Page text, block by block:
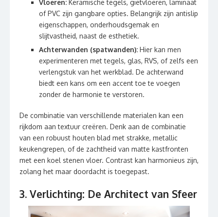
Vloeren: Keramische tegels, gietvloeren, laminaat
of PVC zijn gangbare opties. Belangrijk zijn antislip
eigenschappen, onderhoudsgemak en
slijtvastheid, naast de esthetiek.
Achterwanden (spatwanden): Hier kan men
experimenteren met tegels, glas, RVS, of zelfs een
verlengstuk van het werkblad. De achterwand
biedt een kans om een accent toe te voegen
zonder de harmonie te verstoren.
De combinatie van verschillende materialen kan een
rijkdom aan textuur creëren. Denk aan de combinatie
van een robuust houten blad met strakke, metallic
keukengrepen, of de zachtheid van matte kastfronten
met een koel stenen vloer. Contrast kan harmonieus zijn,
zolang het maar doordacht is toegepast.
3. Verlichting: De Architect van Sfeer